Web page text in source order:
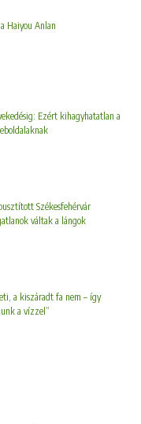
Haiyou Anlan
Ezért kihagyhatatlan a
Székesfehérvár
váltak a lángok
a kiszáradt fa nem – így
a vízzel”